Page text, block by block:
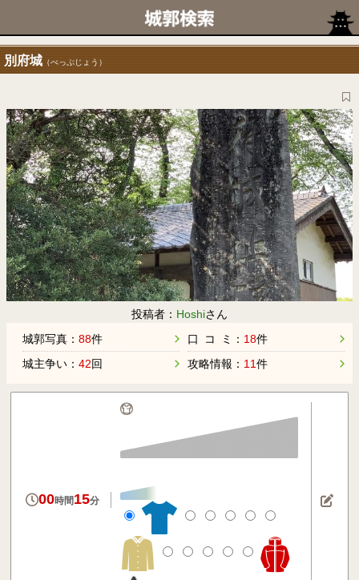
別府城 （べっぷじょう）
投稿者： Hoshiさん
城郭写真： 88件
城主争い： 42回
口 コ ミ： 18件
攻略情報： 11件
00時間15分